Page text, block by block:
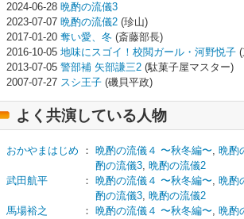
2024-06-28 晩酌の流儀3
2023-07-07 晩酌の流儀2 (珍山)
2017-01-20 奪い愛、冬 (斎藤部長)
2016-10-05 地味にスゴイ！校閲ガール・河野悦子
2013-07-05 警部補 矢部謙三2 (駄菓子屋マスター)
2007-07-27 スシ王子 (磯貝平政)
よく共演している人物
おかやまはじめ ： 晩酌の流儀４ 〜秋冬編〜, 晩酌
酌の流儀3, 晩酌の流儀2
武田航平
： 晩酌の流儀４ 〜秋冬編〜, 晩酌
酌の流儀3, 晩酌の流儀2
馬場裕之
： 晩酌の流儀４ 〜秋冬編〜, 晩酌